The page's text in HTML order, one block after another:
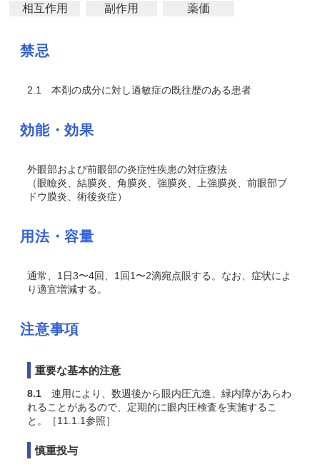
相互作用
副作用 薬価
禁忌
2.1 本剤の成分に対し過敏症の既往歴のある患者
効能・効果
外眼部および前眼部の炎症性疾患の対症療法
（眼瞼炎、結膜炎、角膜炎、強膜炎、上強膜炎、前眼部ブ
ドウ膜炎、術後炎症）
用法・容量
通常、1日3〜4回、1回1〜2滴宛点眼する。なお、症状によ
り適宜増減する。
注意事項
重要な基本的注意
8.1 連用により、数週後から眼内圧亢進、緑内障があらわ
れることがあるので、定期的に眼内圧検査を実施するこ
と。［11.1.1参照］
慎重投与